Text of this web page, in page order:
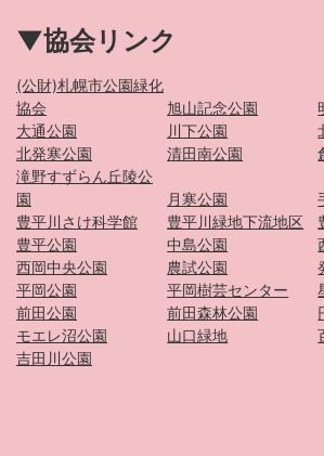
▼協会リンク
(公財)札幌市公園緑化
協会
旭山記念公園
大通公園
川下公園
北発寒公園
清田南公園
滝野すずらん丘陵公
園
月寒公園
豊平川さけ科学館
豊平川緑地下流地区
豊平公園
中島公園
西岡中央公園
農試公園
平岡公園
平岡樹芸センター
前田公園
前田森林公園
モエレ沼公園
山口緑地
吉田川公園